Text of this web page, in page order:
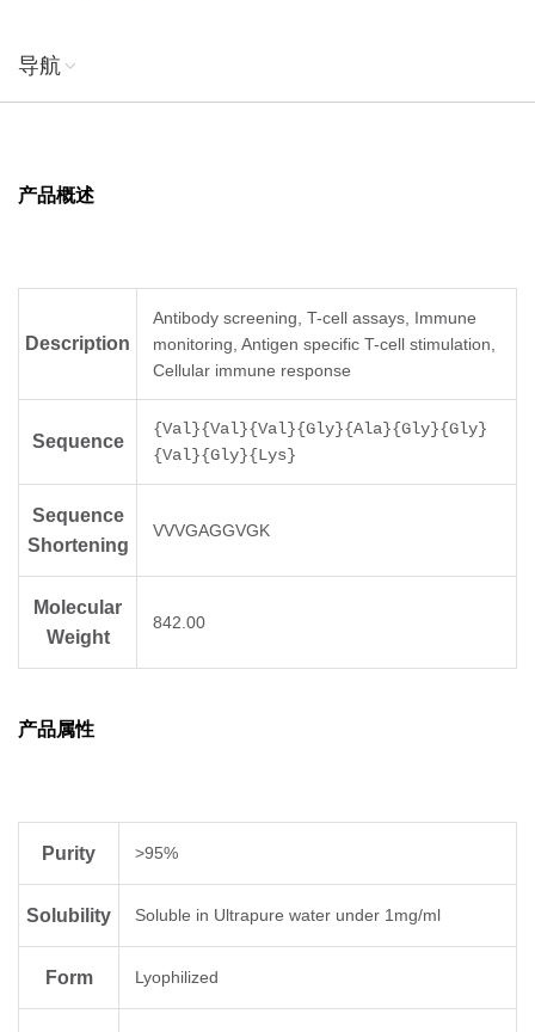
导航
产品概述
Description
Antibody screening, T-cell assays, Immune
monitoring, Antigen specific T-cell stimulation,
Cellular immune response
Sequence
{Val}{Val}{Val}{Gly}{Ala}{Gly}{Gly}
{Val}{Gly}{Lys}
Sequence
Shortening
VVVGAGGVGK
Molecular
Weight
842.00
产品属性
Purity >95%
Solubility Soluble in Ultrapure water under 1mg/ml
Form Lyophilized